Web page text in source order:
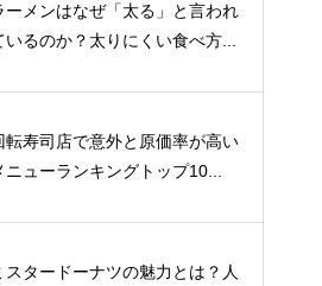
ーメンはなぜ「太る」と言われ
いるのか？太りにくい食べ方...
転寿司店で意外と原価率が高い
ニューランキングトップ10...
スタードーナツの魅力とは？人